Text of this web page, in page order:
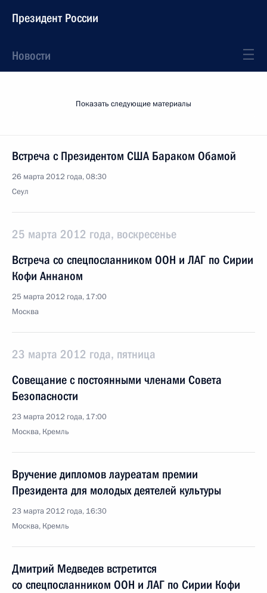
Президент России
Новости
Показать следующие материалы
Встреча с Президентом США Бараком Обамой
26 марта 2012 года, 08:30
Сеул
25 марта 2012 года, воскресенье
Встреча со спецпосланником ООН и ЛАГ по Сирии
Кофи Аннаном
25 марта 2012 года, 17:00
Москва
23 марта 2012 года, пятница
Совещание с постоянными членами Совета
Безопасности
23 марта 2012 года, 17:00
Москва, Кремль
Вручение дипломов лауреатам премии
Президента для молодых деятелей культуры
23 марта 2012 года, 16:30
Москва, Кремль
Дмитрий Медведев встретится
со спецпосланником ООН и ЛАГ по Сирии Кофи